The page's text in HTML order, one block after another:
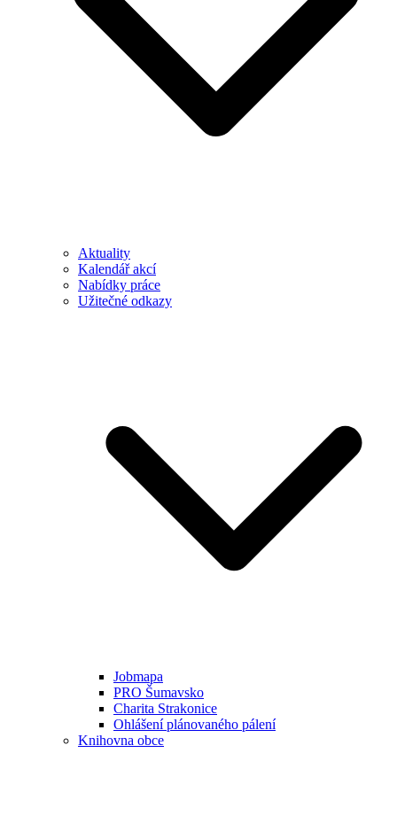
Aktuality
Kalendář akcí
Nabídky práce
Užitečné odkazy
Jobmapa
PRO Šumavsko
Charita Strakonice
Ohlášení plánovaného pálení
Knihovna obce